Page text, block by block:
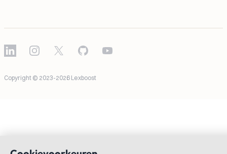
LinkedInInstagram
X GitHub YouTube
Copyright © 2023-2026 Lexboost